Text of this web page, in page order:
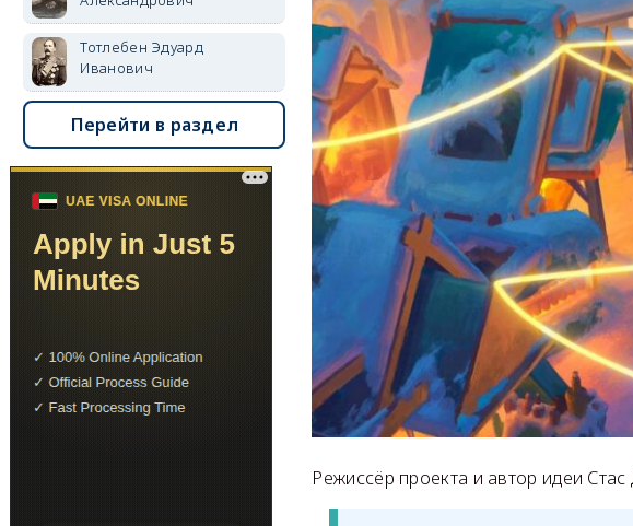
Режиссёр проекта и автор идеи
Тотлебен Эдуард
Иванович
Перейти в раздел